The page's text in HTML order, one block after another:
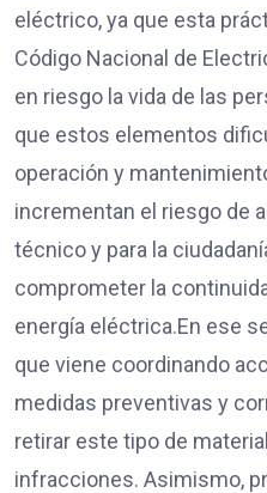
eléctrico, ya que esta
Código Nacional de
en riesgo la vida de las
que estos elementos
operación y
incrementan el riesgo de
técnico y para la
comprometer la
energía eléctrica.En ese
que viene coordinando
medidas preventivas y
retirar este tipo de
infracciones. Asimismo,